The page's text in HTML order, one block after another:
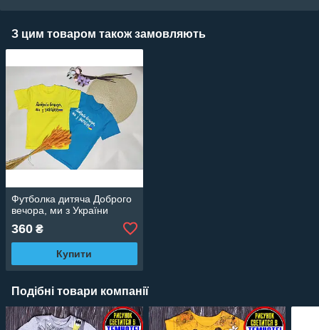
З цим товаром також замовляють
Футболка дитяча Доброго
вечора, ми з України
360 ₴
Купити
Подібні товари компанії